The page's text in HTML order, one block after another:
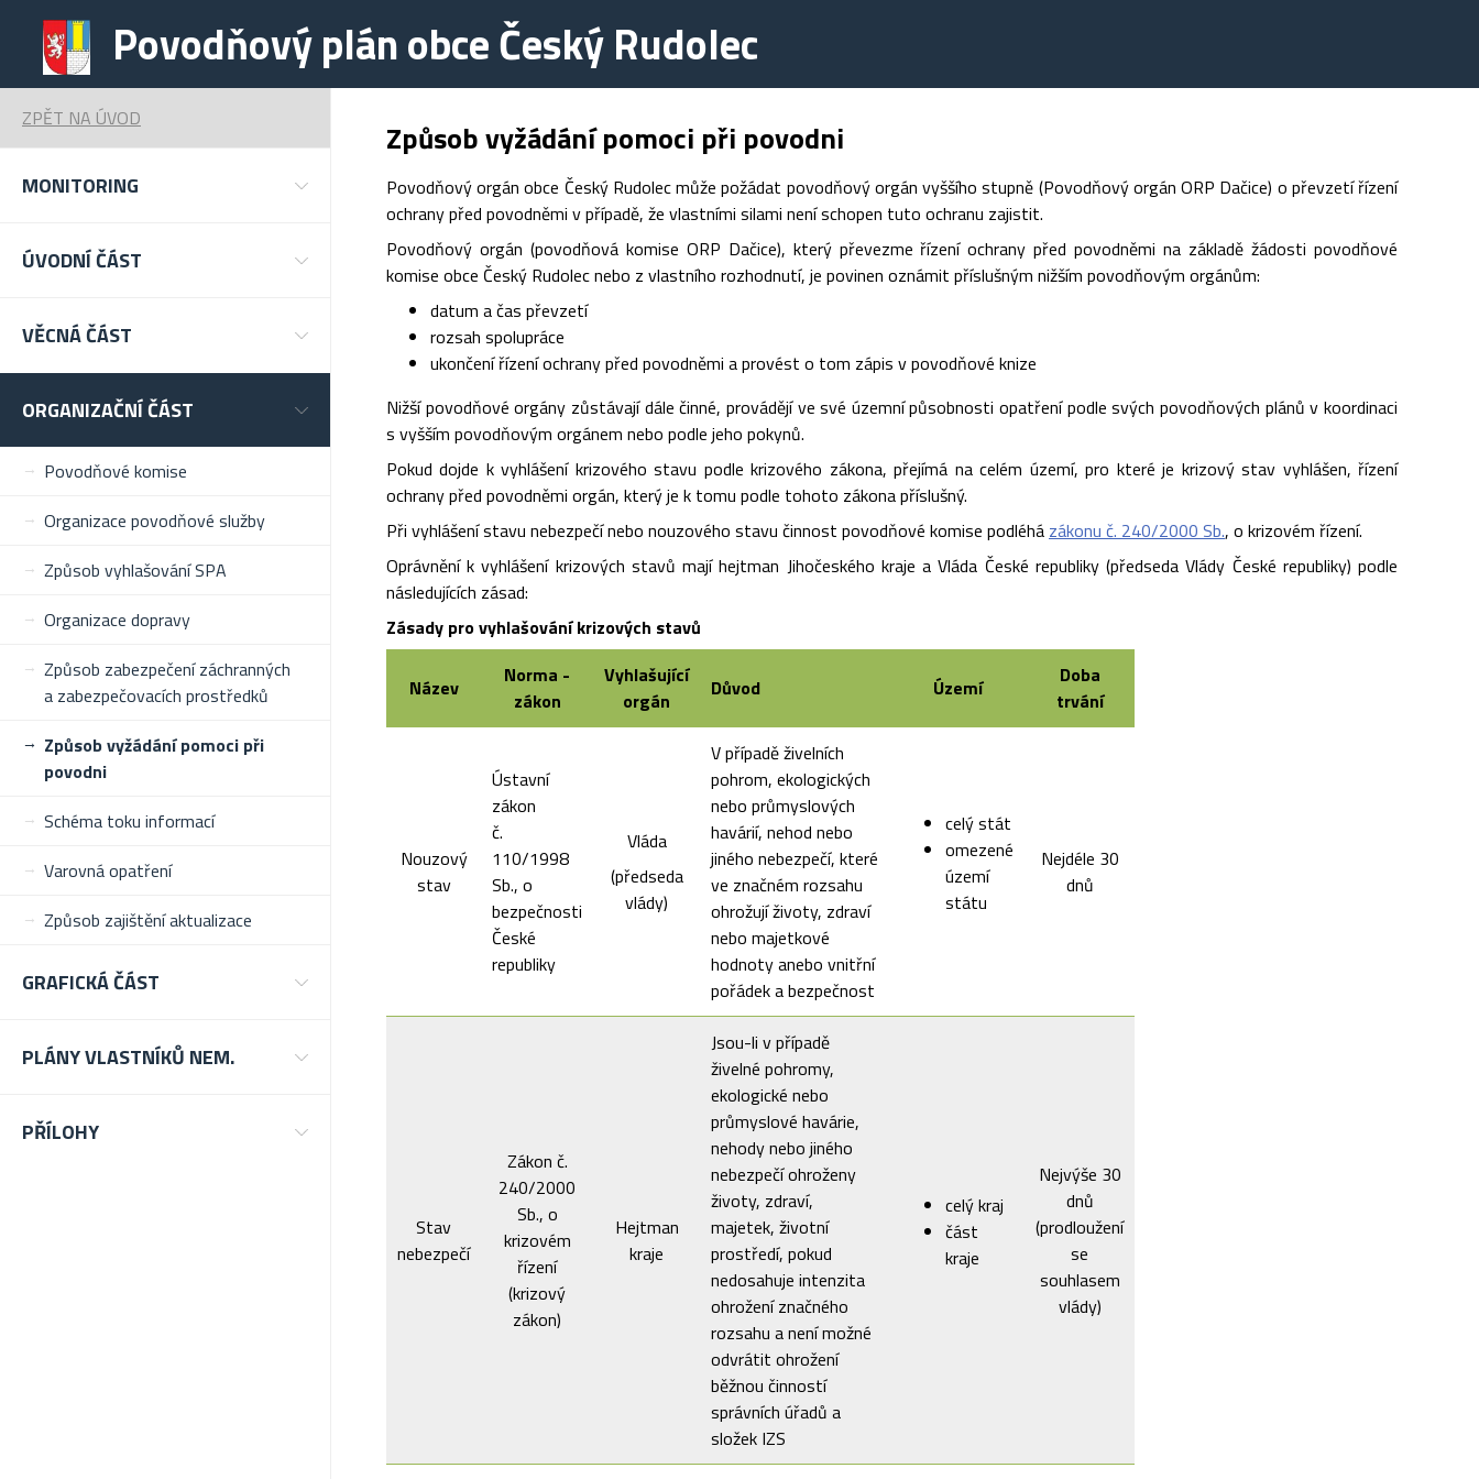
Povodňový plán obce Český Rudolec
ZPĚT NA ÚVOD
MONITORING
ÚVODNÍ ČÁST
VĚCNÁ ČÁST
ORGANIZAČNÍ ČÁST
Povodňové komise
Organizace povodňové služby
Způsob vyhlašování SPA
Organizace dopravy
Způsob zabezpečení záchranných
a zabezpečovacích prostředků
Způsob vyžádání pomoci při
povodni
Schéma toku informací
Varovná opatření
Způsob zajištění aktualizace
GRAFICKÁ ČÁST
PLÁNY VLASTNÍKŮ NEM.
PŘÍLOHY
Způsob vyžádání pomoci při povodni
Povodňový orgán obce Český Rudolec může požádat povodňový orgán vyššího stupně (Povodňový orgán ORP Dačice) o převzetí řízení
ochrany před povodněmi v případě, že vlastními silami není schopen tuto ochranu zajistit.
Povodňový orgán (povodňová komise ORP Dačice), který převezme řízení ochrany před povodněmi na základě žádosti povodňové
komise obce Český Rudolec nebo z vlastního rozhodnutí, je povinen oznámit příslušným nižším povodňovým orgánům:
datum a čas převzetí
rozsah spolupráce
ukončení řízení ochrany před povodněmi a provést o tom zápis v povodňové knize
Nižší povodňové orgány zůstávají dále činné, provádějí ve své územní působnosti opatření podle svých povodňových plánů v koordinaci
s vyšším povodňovým orgánem nebo podle jeho pokynů.
Pokud dojde k vyhlášení krizového stavu podle krizového zákona, přejímá na celém území, pro které je krizový stav vyhlášen, řízení
ochrany před povodněmi orgán, který je k tomu podle tohoto zákona příslušný.
Při vyhlášení stavu nebezpečí nebo nouzového stavu činnost povodňové komise podléhá zákonu č. 240/2000 Sb., o krizovém řízení.
Oprávnění k vyhlášení krizových stavů mají hejtman Jihočeského kraje a Vláda České republiky (předseda Vlády České republiky) podle
následujících zásad:
Zásady pro vyhlašování krizových stavů
Název
Norma -
zákon
Vyhlašující
orgán
Důvod Území
Doba
trvání
Nouzový
stav
Ústavní
zákon
č.
110/1998
Sb., o
bezpečnosti
České
republiky
Vláda
(předseda
vlády)
V případě živelních
pohrom, ekologických
nebo průmyslových
havárií, nehod nebo
jiného nebezpečí, které
ve značném rozsahu
ohrožují životy, zdraví
nebo majetkové
hodnoty anebo vnitřní
pořádek a bezpečnost
celý stát
omezené
území
státu
Nejdéle 30
dnů
Stav
nebezpečí
Zákon č.
240/2000
Sb., o
krizovém
řízení
(krizový
zákon)
Hejtman
kraje
Jsou-li v případě
živelné pohromy,
ekologické nebo
průmyslové havárie,
nehody nebo jiného
nebezpečí ohroženy
životy, zdraví,
majetek, životní
prostředí, pokud
nedosahuje intenzita
ohrožení značného
rozsahu a není možné
odvrátit ohrožení
běžnou činností
správních úřadů a
složek IZS
celý kraj
část
kraje
Nejvýše 30
dnů
(prodloužení
se
souhlasem
vlády)